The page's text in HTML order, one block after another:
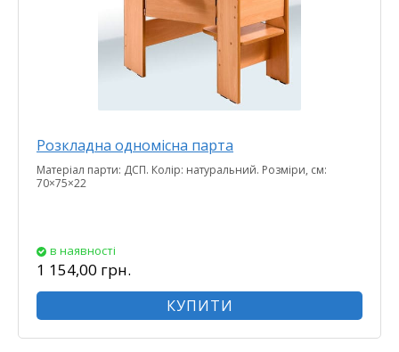
Розкладна одномісна парта
Матеріал парти: ДСП. Колір: натуральний. Розміри, см:
70×75×22
в наявності
1 154,00 грн.
КУПИТИ